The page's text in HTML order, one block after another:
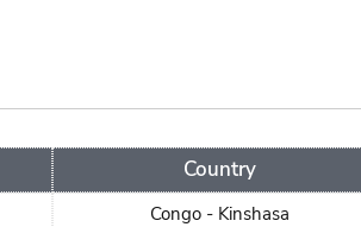
Country
Congo - Kinshasa